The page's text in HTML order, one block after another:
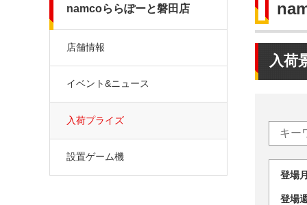
入荷
登
登
namcoららぽーと磐田店
店舗情報
イベント&ニュース
入荷プライズ
設置ゲーム機